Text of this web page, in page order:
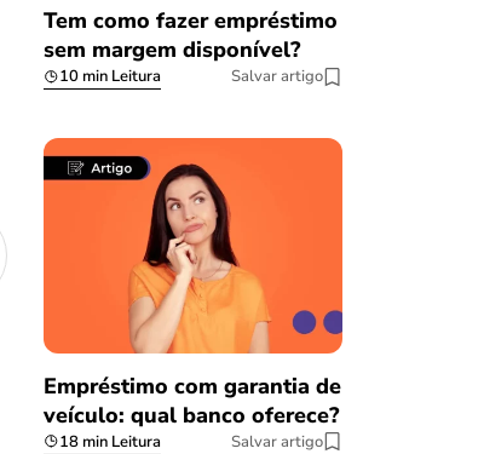
Tem como fazer empréstimo
sem margem disponível?
10 min Leitura Salvar artigo
Empréstimo com garantia de
veículo: qual banco oferece?
18 min Leitura Salvar artigo